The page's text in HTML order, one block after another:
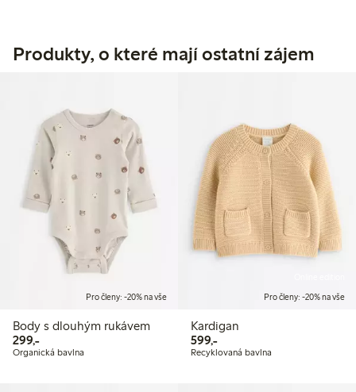
Produkty, o které mají ostatní zájem
Pro členy: -20% na vše
Body s dlouhým rukávem
299,-299,00 Kč
Organická bavlna
Pro členy: -20% na vše
Kardigan
599,-599,00 Kč
Recyklovaná bavlna